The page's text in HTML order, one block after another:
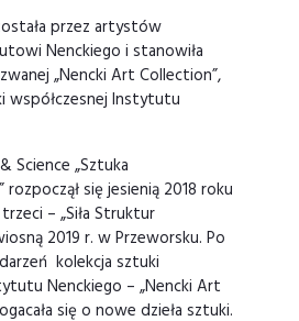
przez artystów
Nenckiego i stanowiła
„Nencki Art Collection”,
współczesnej Instytutu
Science „Sztuka
się jesienią 2018 roku
– „Siła Struktur
2019 r. w Przeworsku. Po
kolekcja sztuki
Nenckiego – „Nencki Art
się o nowe dzieła sztuki.